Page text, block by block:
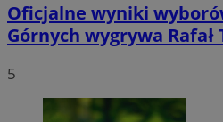
Oficjalne wyniki
Górnych wygrywa Rafał
5